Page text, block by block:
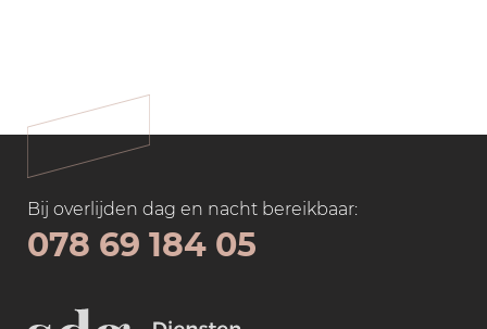
Bij overlijden dag en nacht bereikbaar:
078 69 184 05